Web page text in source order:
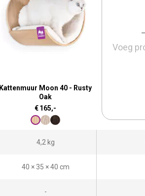
Kattenmuur Moon 40 - Rusty
Oak
€165,-
Voeg
4,2 kg
40 × 35 × 40 cm
-